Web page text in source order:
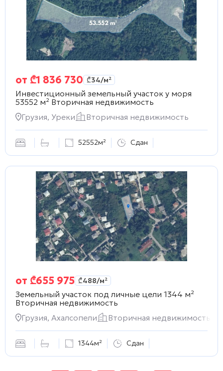
от ₾1 836 730 ₾34/м²
Инвестиционный земельный участок у моря
53552 м² Вторичная недвижимость
Грузия, Уреки
Вторичная недвижимость
52552м² Сдан
от ₾655 975 ₾488/м²
Земельный участок под личные цели 1344 м²
Вторичная недвижимость
Грузия, Ахалсопели
Вторичная недвижимость
1344м² Сдан